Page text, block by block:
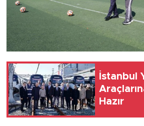
İstanbul
Hazır